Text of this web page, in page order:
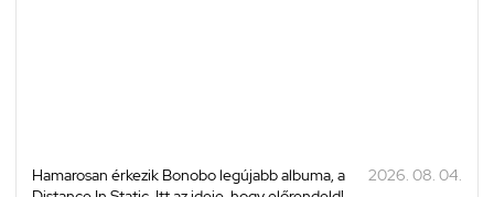
Hamarosan érkezik Bonobo legújabb albuma, a
2026. 08. 04.